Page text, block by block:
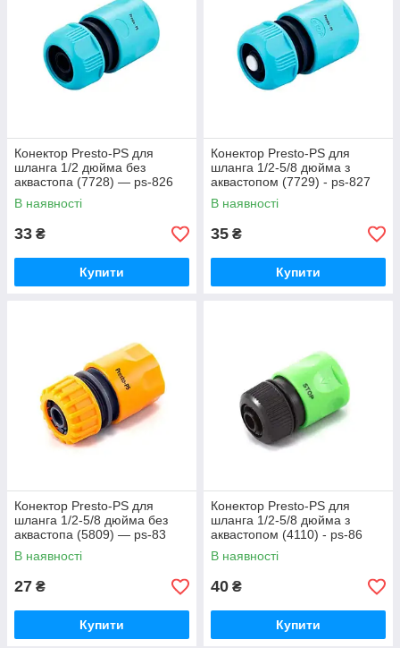
Конектор Presto-PS для
шланга 1/2 дюйма без
аквастопа (7728) — ps-826
В наявності
33 ₴
Купити
Конектор Presto-PS для
шланга 1/2-5/8 дюйма з
аквастопом (7729) - ps-827
В наявності
35 ₴
Купити
Конектор Presto-PS для
шланга 1/2-5/8 дюйма без
аквастопа (5809) — ps-83
В наявності
27 ₴
Купити
Конектор Presto-PS для
шланга 1/2-5/8 дюйма з
аквастопом (4110) - ps-86
В наявності
40 ₴
Купити